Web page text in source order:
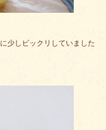
少しビックリしていました